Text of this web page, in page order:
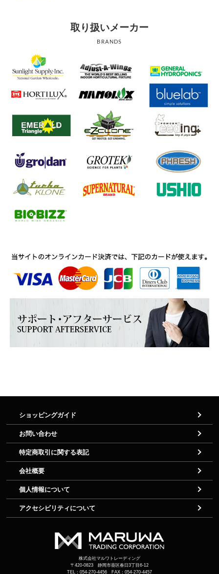
取り扱いメーカー
BRANDS
ショッピングガイド
お問い合わせ
特定商取引に関する表記
会社概要
個人情報について
アクセシビリティについて
株式会社マルワトレーディング
〒420-0823 静岡市葵区春日3丁目6-12
TEL：054-270-4456 FAX：054-270-4457